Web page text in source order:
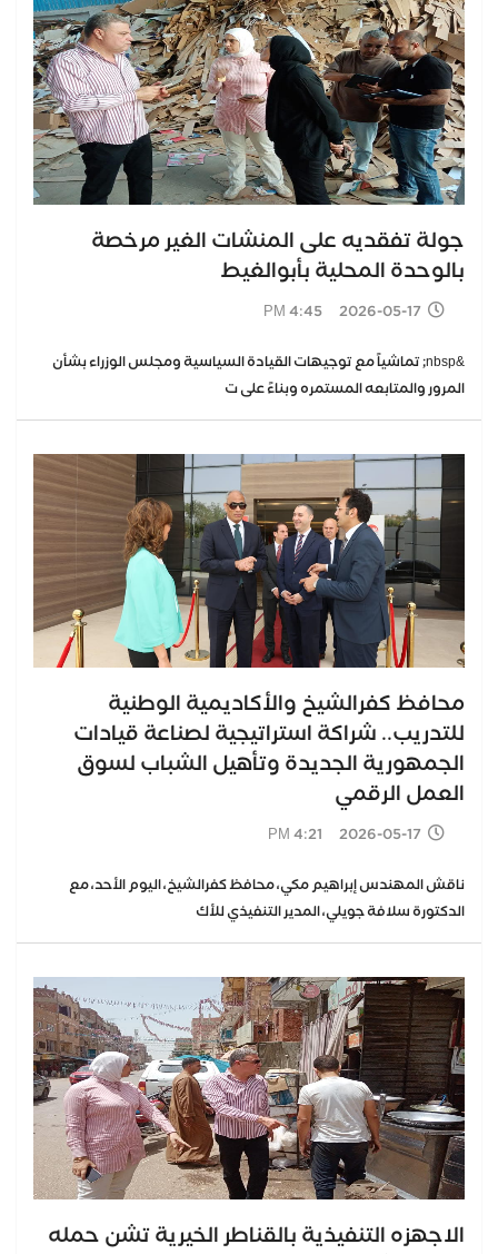
جولة تفقديه على المنشات الغير مرخصة
بالوحدة المحلية بأبوالغيط
2026-05-17 4:45 PM
&nbsp; تماشياً مع توجيهات القيادة السياسية ومجلس الوزراء بشأن
المرور والمتابعه المستمره وبناءً على ت
محافظ كفرالشيخ والأكاديمية الوطنية
للتدريب.. شراكة استراتيجية لصناعة قيادات
الجمهورية الجديدة وتأهيل الشباب لسوق
العمل الرقمي
2026-05-17 4:21 PM
ناقش المهندس إبراهيم مكي، محافظ كفرالشيخ، اليوم الأحد، مع
الدكتورة سلافة جويلي، المدير التنفيذي للأك
الاجهزه التنفيذية بالقناطر الخيرية تشن حمله